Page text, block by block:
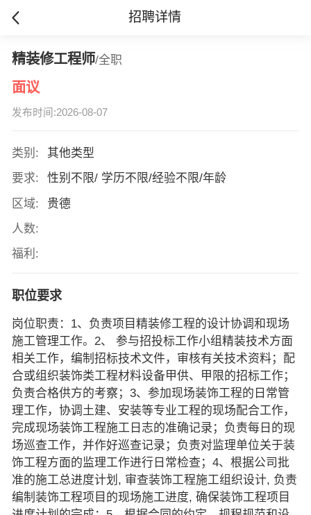
招聘详情
精装修工程师/全职
面议
发布时间:2026-08-07
类别:
其他类型
要求:
性别不限/ 学历不限/经验不限/年龄
区域:
贵德
人数:
福利:
职位要求
岗位职责：1、负责项目精装修工程的设计协调和现场
施工管理工作。2、 参与招投标工作小组精装技术方面
相关工作，编制招标技术文件，审核有关技术资料；配
合或组织装饰类工程材料设备甲供、甲限的招标工作；
负责合格供方的考察；3、参加现场装饰工程的日常管
理工作，协调土建、安装等专业工程的现场配合工作，
完成现场装饰工程施工日志的准确记录；负责每日的现
场巡查工作，并作好巡查记录；负责对监理单位关于装
饰工程方面的监理工作进行日常检查；4、根据公司批
准的施工总进度计划, 审查装饰工程施工组织设计, 负责
编制装饰工程项目的现场施工进度, 确保装饰工程项目